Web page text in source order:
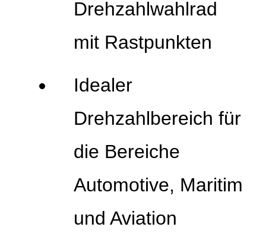
Drehzahlwahlrad
mit Rastpunkten
Idealer
Drehzahlbereich für
die Bereiche
Automotive, Maritim
und Aviation